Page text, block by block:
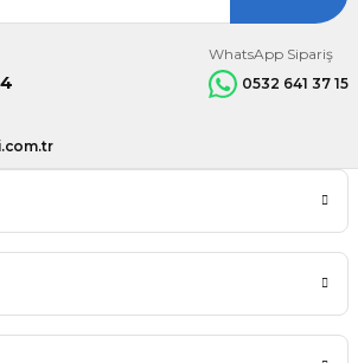
WhatsApp Sipariş
0532 641 37 15